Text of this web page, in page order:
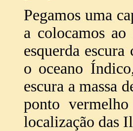
Pegamos uma
a colocamos
esquerda
o oceano
escura a massa
ponto
localização das